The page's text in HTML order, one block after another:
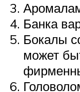
Банка
Бокалы
может